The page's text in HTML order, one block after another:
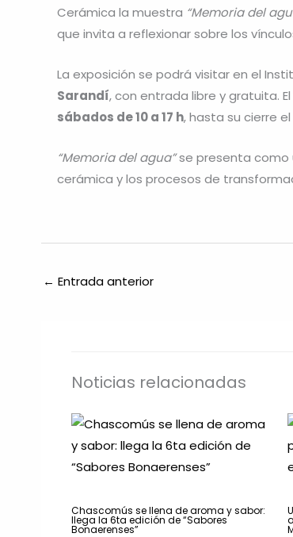
Cerámica la muestra “Memoria del
que invita a reflexionar sobre los
La exposición se podrá visitar en el
Sarandí, con entrada libre y gratuita.
sábados de 10 a 17 h, hasta su cierre el
“Memoria del agua”se presenta como
cerámica y los procesos de
← Entrada anterior
Noticias relacionadas
Chascomús se llena de aroma y sabor:
llega la 6ta edición de “Sabores
Bonaerenses”